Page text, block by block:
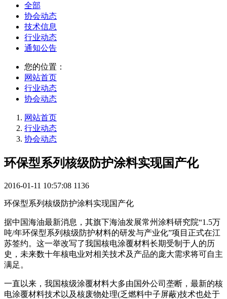
全部
协会动态
技术信息
行业动态
通知公告
您的位置：
网站首页
行业动态
协会动态
网站首页
行业动态
协会动态
环保型系列核级防护涂料实现国产化
2016-01-11 10:57:08 1136
环保型系列核级防护涂料实现国产化
据中国海油最新消息，其旗下海油发展常州涂料研究院“1.5万
吨/年环保型系列核级防护材料的研发与产业化”项目正式在江
苏签约。这一举改写了我国核电涂覆材料长期受制于人的历
史，未来数十年核电业对相关技术及产品的庞大需求将可自主
满足。
一直以来，我国核级涂覆材料大多由国外公司垄断，最新的核
电涂覆材料技术以及核废物处理(乏燃料中子屏蔽)技术也处于